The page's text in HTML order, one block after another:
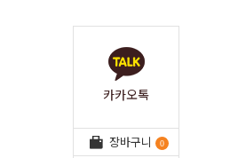
카카오톡
장바구니 0